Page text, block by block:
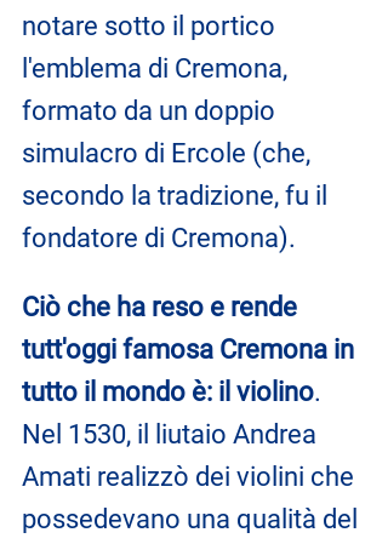
notare sotto il portico
l'emblema di Cremona,
formato da un doppio
simulacro di Ercole (che,
secondo la tradizione, fu il
fondatore di Cremona).
Ciò che ha reso e rende
tutt'oggi famosa Cremona in
tutto il mondo è: il violino.
Nel 1530, il liutaio Andrea
Amati realizzò dei violini che
possedevano una qualità del